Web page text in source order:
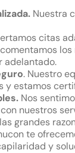
Nuestra
citas
adelantado.
. Nuestro
y estamos
Nos
nuestros
grandes
te
y